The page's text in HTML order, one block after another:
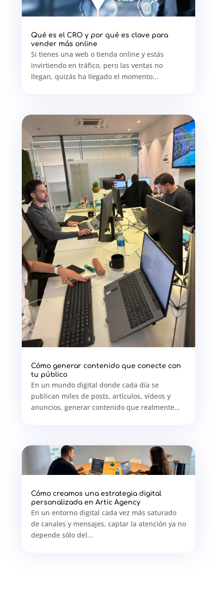
Qué es el CRO y por qué es clave para
vender más online
Si tienes una web o tienda online y estás
invirtiendo en tráfico, pero las ventas no
llegan, quizás ha llegado el momento...
Cómo generar contenido que conecte con
tu público
En un mundo digital donde cada día se
publican miles de posts, artículos, vídeos y
anuncios, generar contenido que realmente...
Cómo creamos una estrategia digital
personalizada en Artic Agency
En un entorno digital cada vez más saturado
de canales y mensajes, captar la atención ya no
depende sólo del...